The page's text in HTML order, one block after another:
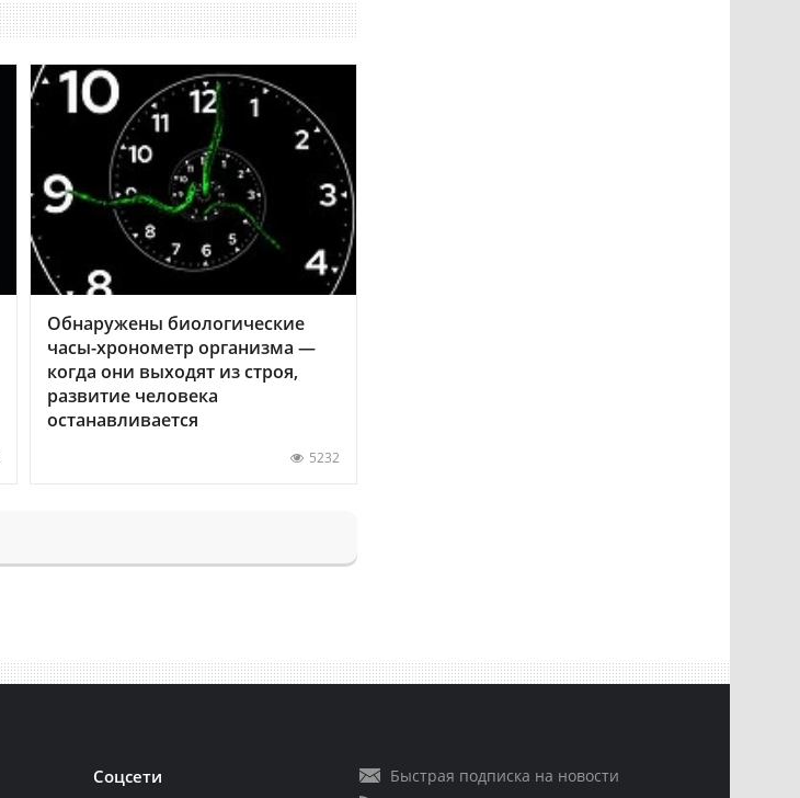
Обнаружены биологические
часы-хронометр организма —
когда они выходят из строя,
развитие человека
останавливается
5232
Соцсети
Быстрая подписка на новости